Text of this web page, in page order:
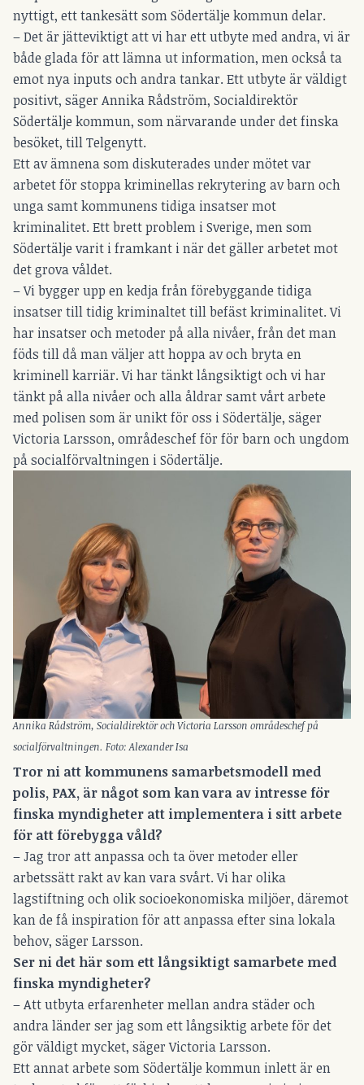
nyttigt, ett tankesätt som Södertälje kommun delar.
– Det är jätteviktigt att vi har ett utbyte med andra, vi är
både glada för att lämna ut information, men också ta
emot nya inputs och andra tankar. Ett utbyte är väldigt
positivt, säger Annika Rådström, Socialdirektör
Södertälje kommun, som närvarande under det finska
besöket, till Telgenytt.
Ett av ämnena som diskuterades under mötet var
arbetet för stoppa kriminellas rekrytering av barn och
unga samt kommunens tidiga insatser mot
kriminalitet. Ett brett problem i Sverige, men som
Södertälje varit i framkant i när det gäller arbetet mot
det grova våldet.
– Vi bygger upp en kedja från förebyggande tidiga
insatser till tidig kriminaltet till befäst kriminalitet. Vi
har insatser och metoder på alla nivåer, från det man
föds till då man väljer att hoppa av och bryta en
kriminell karriär. Vi har tänkt långsiktigt och vi har
tänkt på alla nivåer och alla åldrar samt vårt arbete
med polisen som är unikt för oss i Södertälje, säger
Victoria Larsson, områdeschef för för barn och ungdom
på socialförvaltningen i Södertälje.
Annika Rådström, Socialdirektör och Victoria Larsson områdeschef på
socialförvaltningen. Foto: Alexander Isa
Tror ni att kommunens samarbetsmodell med
polis, PAX, är något som kan vara av intresse för
finska myndigheter att implementera i sitt arbete
för att förebygga våld?
– Jag tror att anpassa och ta över metoder eller
arbetssätt rakt av kan vara svårt. Vi har olika
lagstiftning och olik socioekonomiska miljöer, däremot
kan de få inspiration för att anpassa efter sina lokala
behov, säger Larsson.
Ser ni det här som ett långsiktigt samarbete med
finska myndigheter?
– Att utbyta erfarenheter mellan andra städer och
andra länder ser jag som ett långsiktig arbete för det
gör väldigt mycket, säger Victoria Larsson.
Ett annat arbete som Södertälje kommun inlett är en